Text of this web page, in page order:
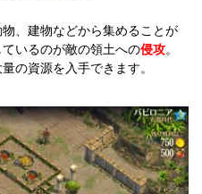
、建物などから集めることが
いるのが敵の領土への侵攻。
の資源を入手できます。